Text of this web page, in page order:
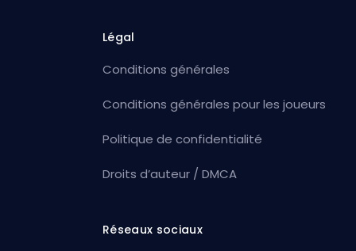
Légal
Conditions générales
Conditions générales pour les joueurs
Politique de confidentialité
Droits d’auteur / DMCA
Réseaux sociaux